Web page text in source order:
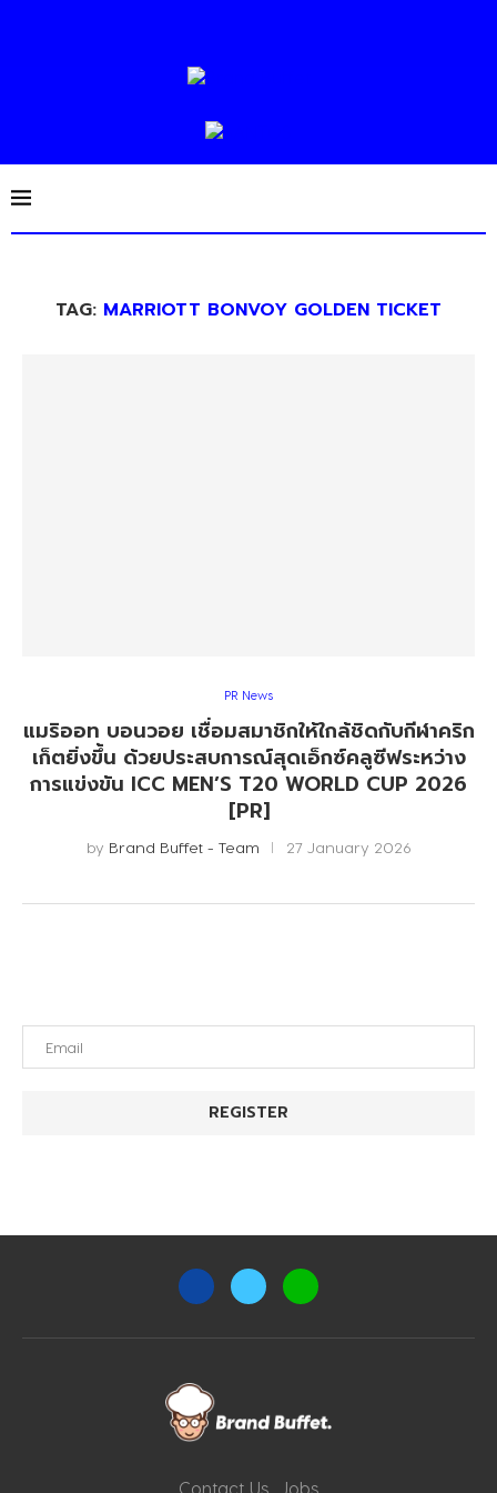
TAG: MARRIOTT BONVOY GOLDEN TICKET
PR News
แมริออท บอนวอย เชื่อมสมาชิกให้ใกล้ชิดกับกีฬาคริก
เก็ตยิ่งขึ้น ด้วยประสบการณ์สุดเอ็กซ์คลูซีฟระหว่าง
การแข่งขัน ICC MEN’S T20 WORLD CUP 2026
[PR]
by Brand Buffet - Team 27 January 2026
Contact Us Jobs